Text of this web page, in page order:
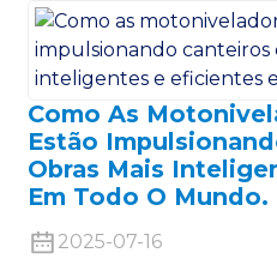
Como As
Estão
Obras Mais
Em Todo O Mundo.
2025-07-16